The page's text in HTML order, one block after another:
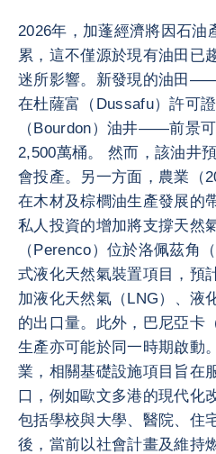
2026年，加蓬經濟將因石油
累，這不僅源於現有油田已
迷所影響。新發現的油田
在杜薩富（Dussafu）許可
（Bourdon）油井——前景
2,500萬桶。 然而，該油井
會投產。另一方面，農業（
在木材及棕櫚油生產發展的
私人投資的增加將支撐天然
（Perenco）位於洛佩茲角
式液化天然氣裝置項目，預
加液化天然氣（LNG）、液
的出口量。此外，巴尼亞卡
生產亦可能於同一時期啟動
業，相關基礎設施項目旨在
口，例如歐文多港的現代化
包括學校與大學、醫院、住
後，當前以社會計畫及維持